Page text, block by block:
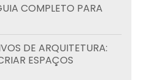
ESPAÇOS